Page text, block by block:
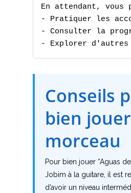
En attendant, vous
- Pratiquer les
- Consulter la
- Explorer d'autres
Conseils
bien
morceau
Pour bien jouer “Aguas
Jobim à la guitare, il est
d’avoir un niveau